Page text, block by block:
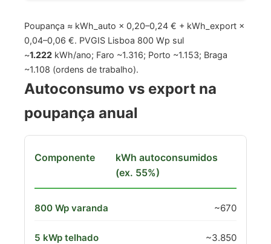
Poupança ≈ kWh_auto × 0,20–0,24 € + kWh_export ×
0,04–0,06 €. PVGIS Lisboa 800 Wp sul
~1.222 kWh/ano; Faro ~1.316; Porto ~1.153; Braga
~1.108 (ordens de trabalho).
Autoconsumo vs export na
poupança anual
kWh autoconsumidos
(ex. 55%)
~670
~3.850